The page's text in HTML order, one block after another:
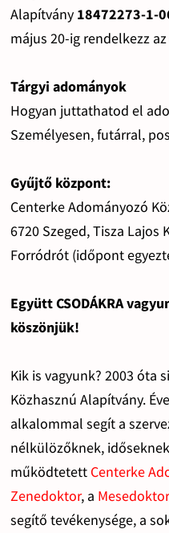
Alapítvány 18472273-1-
május 20-ig rendelkezz
Tárgyi adományok
Hogyan juttathatod el
Személyesen, futárral,
Gyűjtő központ:
Centerke Adományozó
6720 Szeged, Tisza Lajos
Forródrót (időpont
Együtt CSODÁKRA
köszönjük!
Kik is vagyunk? 2003 óta
Közhasznú Alapítvány.
alkalommal segít a
nélkülözőknek,
működtetett Centerke
Zenedoktor, a Mesedoktor
segítő tevékenysége, a